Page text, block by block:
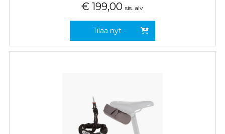
€ 199,00 sis. alv
Tilaa nyt